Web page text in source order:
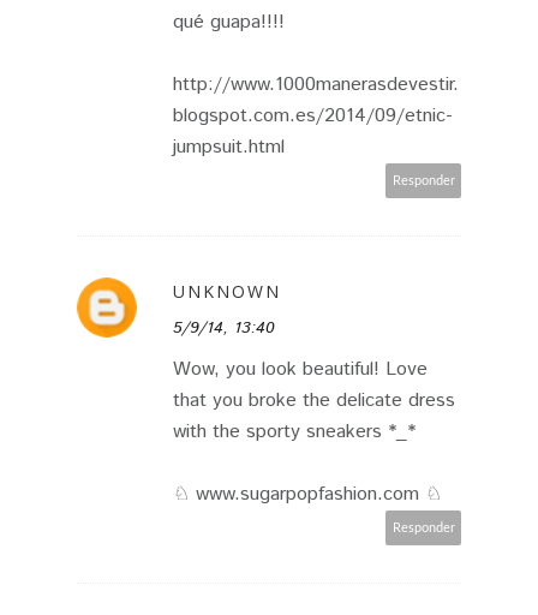
qué guapa!!!!
http://www.1000manerasdevestir.
blogspot.com.es/2014/09/etnic-
jumpsuit.html
Responder
UNKNOWN
5/9/14, 13:40
Wow, you look beautiful! Love
that you broke the delicate dress
with the sporty sneakers *_*
♘ www.sugarpopfashion.com ♘
Responder